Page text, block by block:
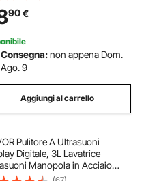
90€
Consegna:non appena Dom.
Ago. 9
Aggiungi al carrello
Pulitore A Ultrasuoni
Digitale, 3L Lavatrice
Manopola in Acciaio
220V/60Khz Professionale